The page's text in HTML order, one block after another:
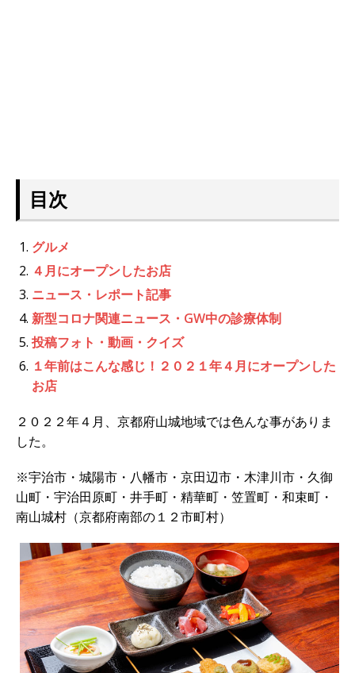
目次
グルメ
４月にオープンしたお店
ニュース・レポート記事
新型コロナ関連ニュース・GW中の診療体制
投稿フォト・動画・クイズ
１年前はこんな感じ！２０２１年４月にオープンした
お店
２０２２年４月、京都府山城地域では色んな事がありま
した。
※宇治市・城陽市・八幡市・京田辺市・木津川市・久御
山町・宇治田原町・井手町・精華町・笠置町・和束町・
南山城村（京都府南部の１２市町村）